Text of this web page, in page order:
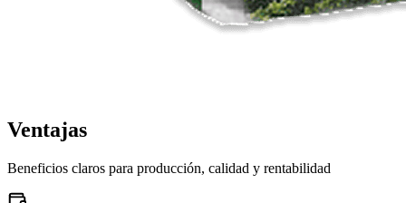
Ventajas
Beneficios claros para producción, calidad y rentabilidad